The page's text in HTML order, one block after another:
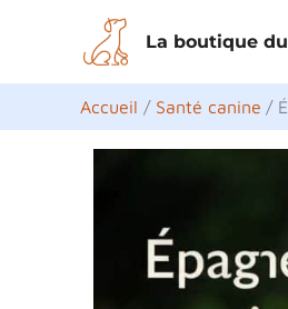
contenu
La boutique
Accueil Santé canine